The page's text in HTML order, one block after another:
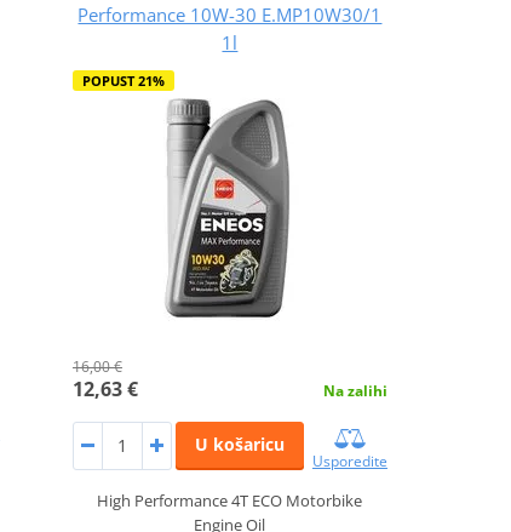
Performance 10W-30 E.MP10W30/1
1l
POPUST 21%
16,00 €
12,63 € Na zalihi
U košaricu
Usporedite
High Performance 4T ECO Motorbike
Engine Oil